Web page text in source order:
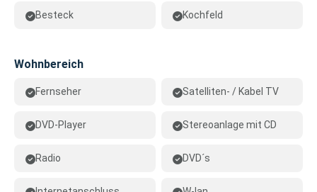
Besteck Kochfeld
Wohnbereich
Fernseher Satelliten- / Kabel TV
DVD-Player Stereoanlage mit CD
Radio DVD´s